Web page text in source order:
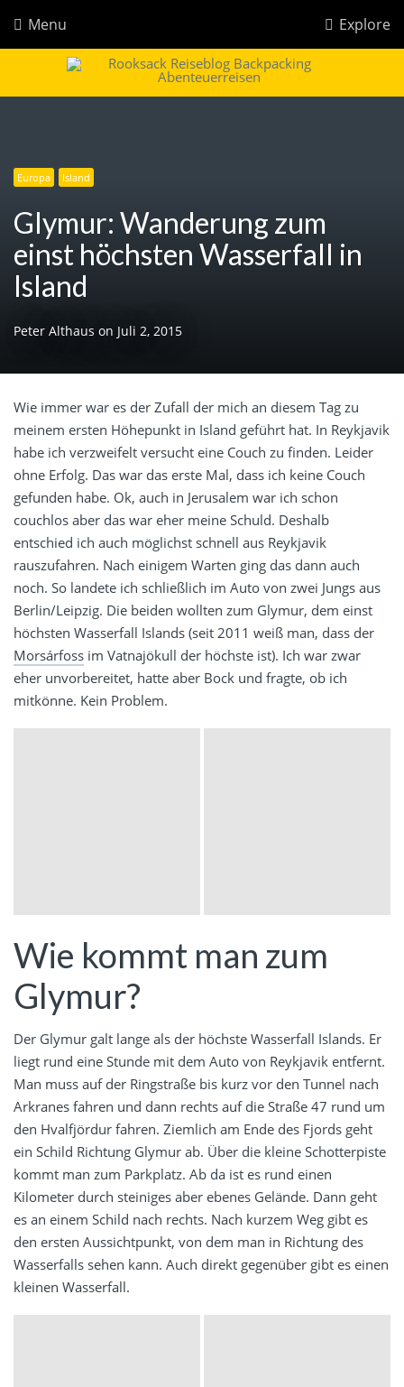
Explore
Menu
Rooksack
Europa Island
Glymur: Wanderung zum
einst höchsten Wasserfall in
Island
Peter Althaus on Juli 2, 2015
Wie immer war es der Zufall der mich an diesem Tag zu
meinem ersten Höhepunkt in Island geführt hat. In Reykjavik
habe ich verzweifelt versucht eine Couch zu finden. Leider
ohne Erfolg. Das war das erste Mal, dass ich keine Couch
gefunden habe. Ok, auch in Jerusalem war ich schon
couchlos aber das war eher meine Schuld. Deshalb
entschied ich auch möglichst schnell aus Reykjavik
rauszufahren. Nach einigem Warten ging das dann auch
noch. So landete ich schließlich im Auto von zwei Jungs aus
Berlin/Leipzig. Die beiden wollten zum Glymur, dem einst
höchsten Wasserfall Islands (seit 2011 weiß man, dass der
Morsárfoss im Vatnajökull der höchste ist). Ich war zwar
eher unvorbereitet, hatte aber Bock und fragte, ob ich
mitkönne. Kein Problem.
Wie kommt man zum
Glymur?
Der Glymur galt lange als der höchste Wasserfall Islands. Er
liegt rund eine Stunde mit dem Auto von Reykjavik entfernt.
Man muss auf der Ringstraße bis kurz vor den Tunnel nach
Arkranes fahren und dann rechts auf die Straße 47 rund um
den Hvalfjördur fahren. Ziemlich am Ende des Fjords geht
ein Schild Richtung Glymur ab. Über die kleine Schotterpiste
kommt man zum Parkplatz. Ab da ist es rund einen
Kilometer durch steiniges aber ebenes Gelände. Dann geht
es an einem Schild nach rechts. Nach kurzem Weg gibt es
den ersten Aussichtpunkt, von dem man in Richtung des
Wasserfalls sehen kann. Auch direkt gegenüber gibt es einen
kleinen Wasserfall.